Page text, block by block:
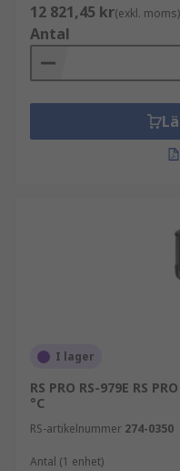
12 821,45 kr(exkl. moms)
Antal
I lager
RS PRO RS-979E RS
°C
RS-artikelnummer 274-0350
Antal (1 enhet)